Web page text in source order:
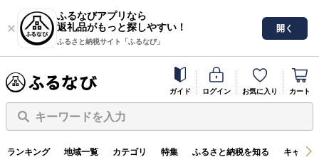
ふるなびアプリなら
返礼品がもっと探しやすい！
ふるさと納税サイト「ふるなび」
開く
ガイド ログイン お気に入り カート
キーワードを入力
ランキング 地域一覧 カテゴリ 特集 ふるさと納税を知る キャン